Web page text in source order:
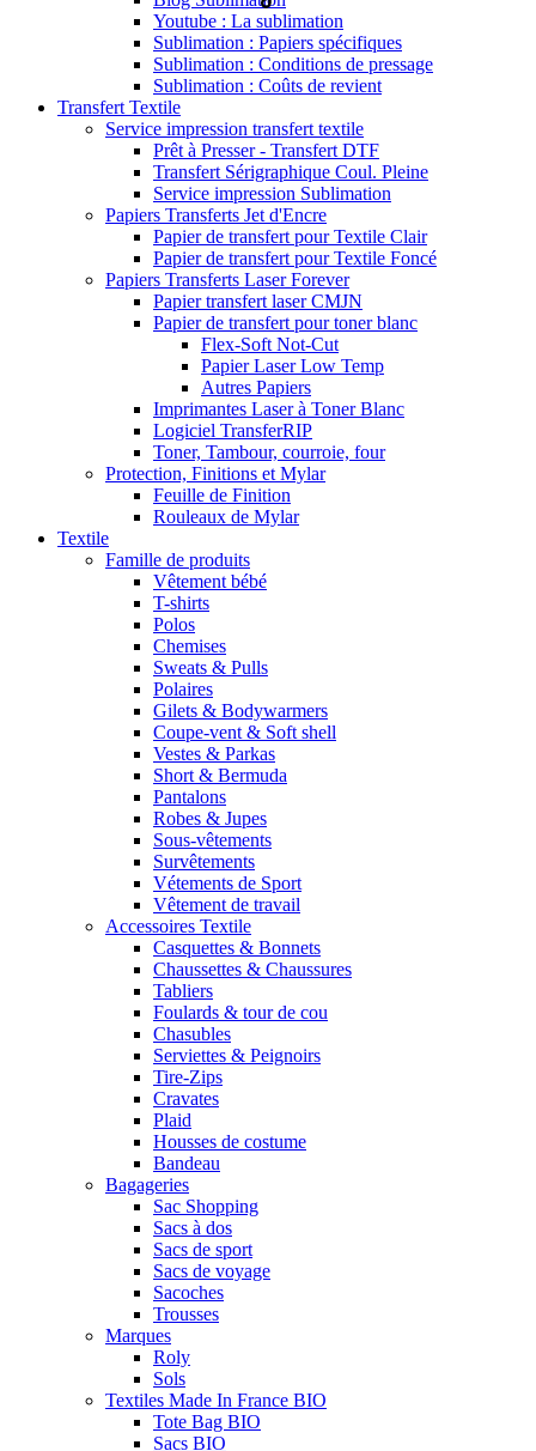
Youtube : La sublimation
Sublimation : Papiers spécifiques
Sublimation : Conditions de pressage
Sublimation : Coûts de revient
Transfert Textile
Service impression transfert textile
Prêt à Presser - Transfert DTF
Transfert Sérigraphique Coul. Pleine
Service impression Sublimation
Papiers Transferts Jet d'Encre
Papier de transfert pour Textile Clair
Papier de transfert pour Textile Foncé
Papiers Transferts Laser Forever
Papier transfert laser CMJN
Papier de transfert pour toner blanc
Flex-Soft Not-Cut
Papier Laser Low Temp
Autres Papiers
Imprimantes Laser à Toner Blanc
Logiciel TransferRIP
Toner, Tambour, courroie, four
Protection, Finitions et Mylar
Feuille de Finition
Rouleaux de Mylar
Textile
Famille de produits
Vêtement bébé
T-shirts
Polos
Chemises
Sweats & Pulls
Polaires
Gilets & Bodywarmers
Coupe-vent & Soft shell
Vestes & Parkas
Short & Bermuda
Pantalons
Robes & Jupes
Sous-vêtements
Survêtements
Vétements de Sport
Vêtement de travail
Accessoires Textile
Casquettes & Bonnets
Chaussettes & Chaussures
Tabliers
Foulards & tour de cou
Chasubles
Serviettes & Peignoirs
Tire-Zips
Cravates
Plaid
Housses de costume
Bandeau
Bagageries
Sac Shopping
Sacs à dos
Sacs de sport
Sacs de voyage
Sacoches
Trousses
Marques
Roly
Sols
Textiles Made In France BIO
Tote Bag BIO
Sacs BIO